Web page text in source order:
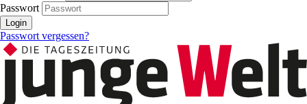
Passwort
Login
Passwort vergessen?